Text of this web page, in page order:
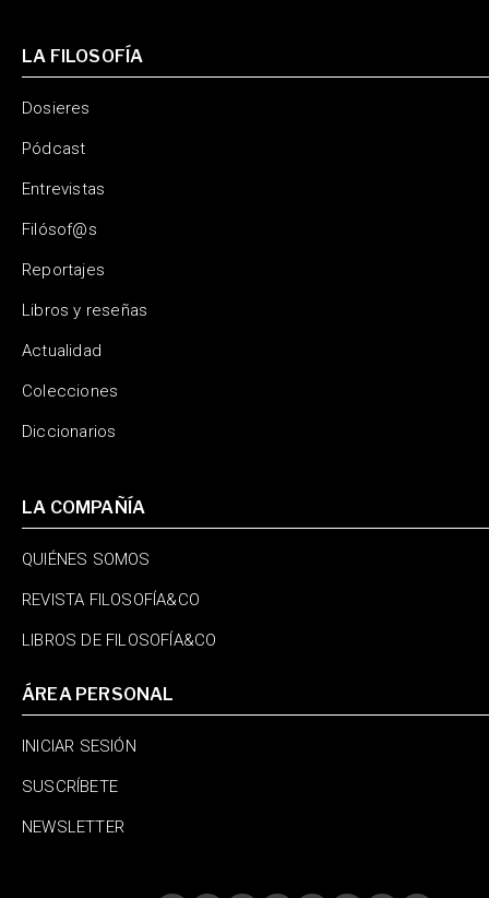
LA FILOSOFÍA
Dosieres
Pódcast
Entrevistas
Filósof@s
Reportajes
Libros y reseñas
Actualidad
Colecciones
Diccionarios
LA COMPAÑÍA
QUIÉNES SOMOS
REVISTA FILOSOFÍA&CO
LIBROS DE FILOSOFÍA&CO
ÁREA PERSONAL
INICIAR SESIÓN
SUSCRÍBETE
NEWSLETTER